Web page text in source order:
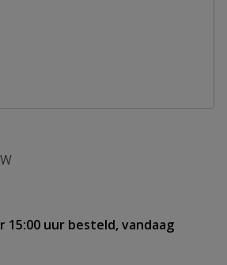
15:00 uur besteld, vandaag